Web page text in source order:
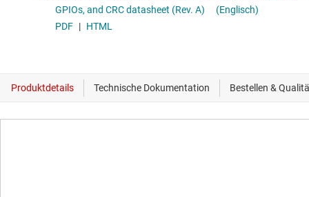
GPIOs, and CRC datasheet (Rev. A)
(Englisch)
PDF | HTML